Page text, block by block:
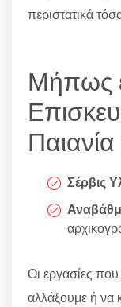
περιστατικά
Μήπως
Σέρβις
Οι εργασίες
αλλάξουμε ή να